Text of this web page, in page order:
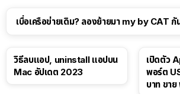
เบื่อเครือข่ายเดิม? ลองย้ายมา my by CAT กั
วิธีลบแอป, uninstall แอปบน
Mac อัปเดต 2023
เปิดตัว
พอร์ต
บาท ขา